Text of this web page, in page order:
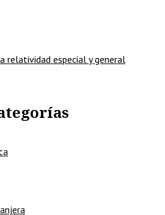
relatividad especial y general